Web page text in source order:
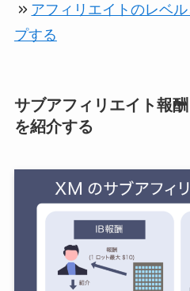
アフィリエイトのレベ
プする
サブアフィリエイト報
を紹介する